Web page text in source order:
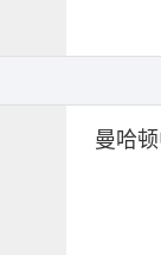
曼哈